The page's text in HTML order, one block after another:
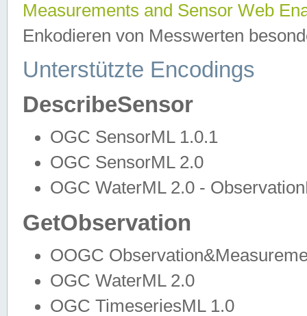
Measurements and Sensor Web
Enkodieren von Messwerten
Unterstützte Encodings
DescribeSensor
OGC SensorML 1.0.1
OGC SensorML 2.0
OGC WaterML 2.0 -
GetObservation
OOGC
OGC WaterML 2.0
OGC TimeseriesML 1.0